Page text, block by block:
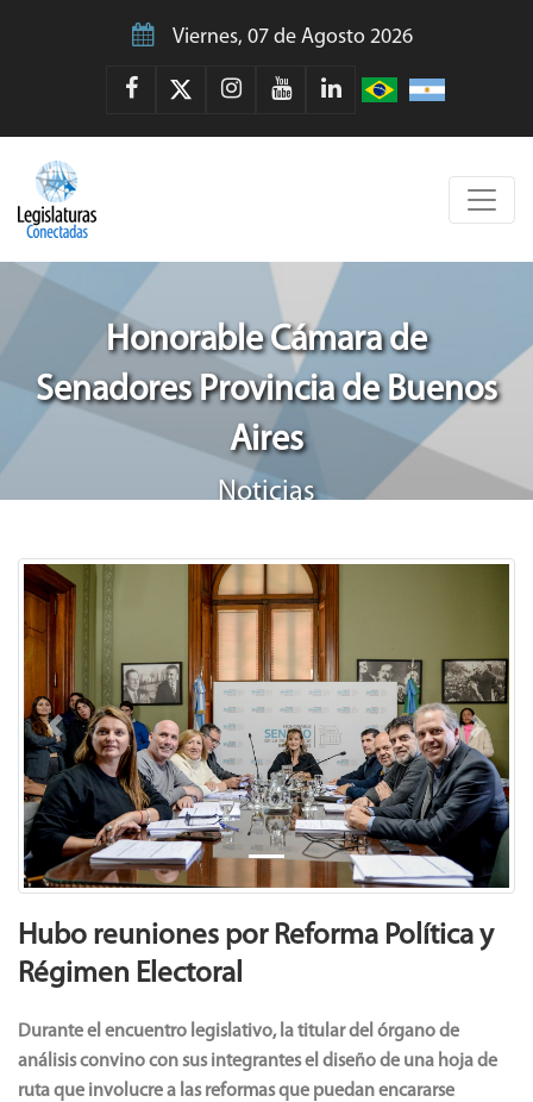
Viernes, 07 de Agosto 2026
Honorable Cámara de
Senadores Provincia de Buenos
Aires
Noticias
Previous Next
Hubo reuniones por Reforma Política y
Régimen Electoral
Durante el encuentro legislativo, la titular del órgano de
análisis convino con sus integrantes el diseño de una hoja de
ruta que involucre a las reformas que puedan encararse